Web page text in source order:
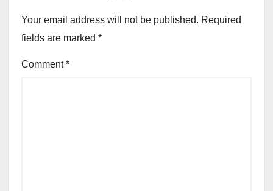
Your email address will not be published. Required
fields are marked *
Comment*